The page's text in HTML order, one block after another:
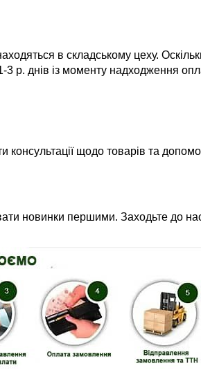
в складському цеху.
3 р. днів із моменту надходження
щодо товарів та
новинки першими. Заходьте до